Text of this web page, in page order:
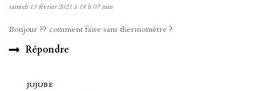
samedi 13 février 2021 à 18 h 07 min
Bonjour ?? comment faire sans thermomètre ?
Répondre
JUJUBE